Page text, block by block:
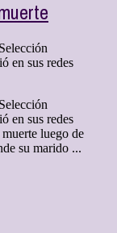
en sus redes
en sus redes
luego de
su marido ...